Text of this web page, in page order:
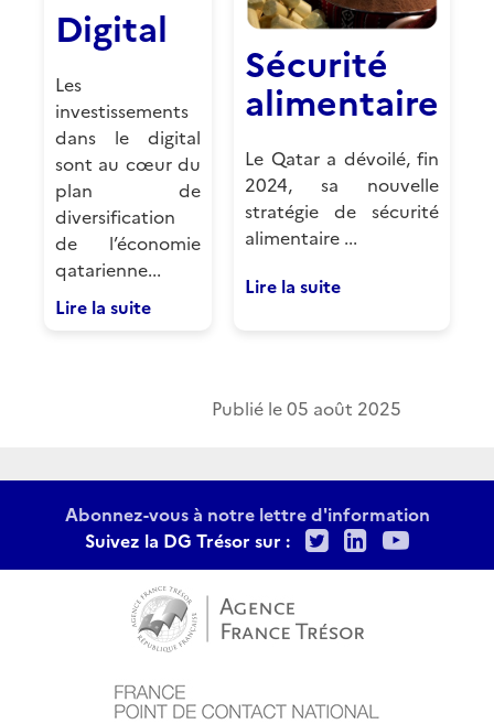
Digital
Les
investissements
dans le digital
sont au cœur du
plan de
diversification
de l’économie
qatarienne...
Lire la suite
Sécurité
alimentaire
Le Qatar a dévoilé, fin
2024, sa nouvelle
stratégie de sécurité
alimentaire ...
Lire la suite
Publié le05 août 2025
Abonnez-vous à notre lettre d'information
Suivez la DG Trésor sur :
TwitterLinkedIn